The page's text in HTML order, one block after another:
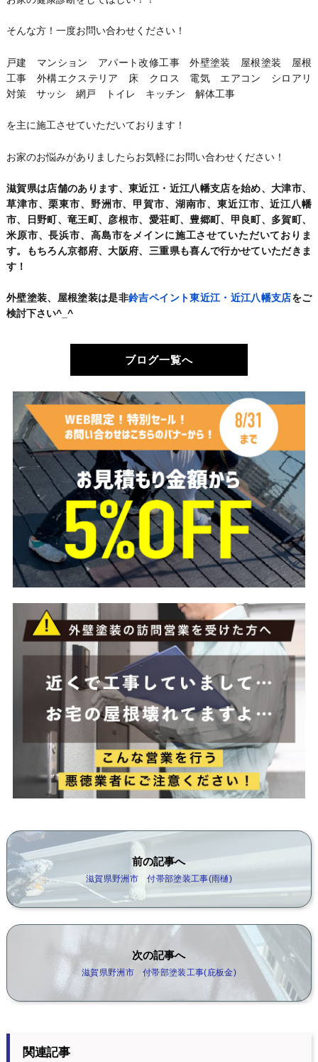
そんな方！一度お問い合わせください！
戸建 マンション アパート改修工事 外壁塗装 屋根塗装 屋根
工事 外構エクステリア 床 クロス 電気 エアコン シロアリ
対策 サッシ 網戸 トイレ キッチン 解体工事
を主に施工させていただいております！
お家のお悩みがありましたらお気軽にお問い合わせください！
滋賀県は店舗のあります、東近江・近江八幡支店を始め、大津市、
草津市、栗東市、野洲市、甲賀市、湖南市、東近江市、近江八幡
市、日野町、竜王町、彦根市、愛荘町、豊郷町、甲良町、多賀町、
米原市、長浜市、高島市をメインに施工させていただいておりま
す。もちろん京都府、大阪府、三重県も喜んで行かせていただきま
す！
外壁塗装、屋根塗装は是非鈴吉ペイント東近江・近江八幡支店をご
検討下さい^_^
ブログ一覧へ
前の記事へ
滋賀県野洲市 付帯部塗装工事(雨樋)
次の記事へ
滋賀県野洲市 付帯部塗装工事(庇板金)
関連記事